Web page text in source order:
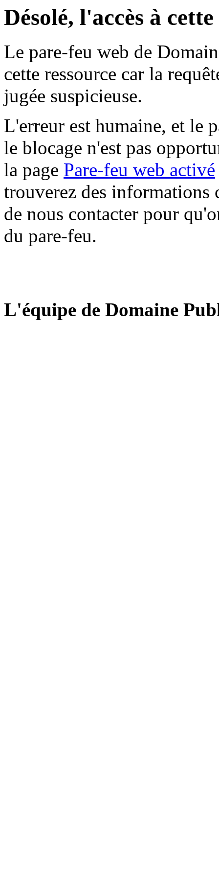
Désolé, l'accès à
Le pare-feu web de
cette ressource car la
jugée suspicieuse.
L'erreur est humaine, et le
le blocage n'est pas
la page Pare-feu web activé
trouverez des informations
de nous contacter pour
du pare-feu.
L'équipe de Domaine